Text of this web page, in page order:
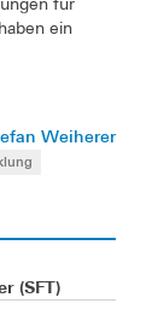
ein
Weiherer
(SFT)